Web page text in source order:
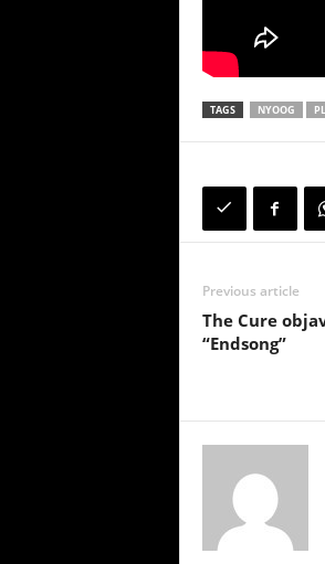
TAGS NYOOG
Previous article
The Cure
“Endsong”